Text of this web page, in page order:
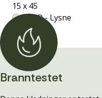
15 x 45
NORD - Lysne
Branntestet